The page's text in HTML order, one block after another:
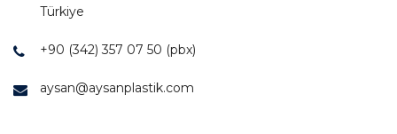
Türkiye
+90 (342) 357 07 50 (pbx)
aysan@aysanplastik.com